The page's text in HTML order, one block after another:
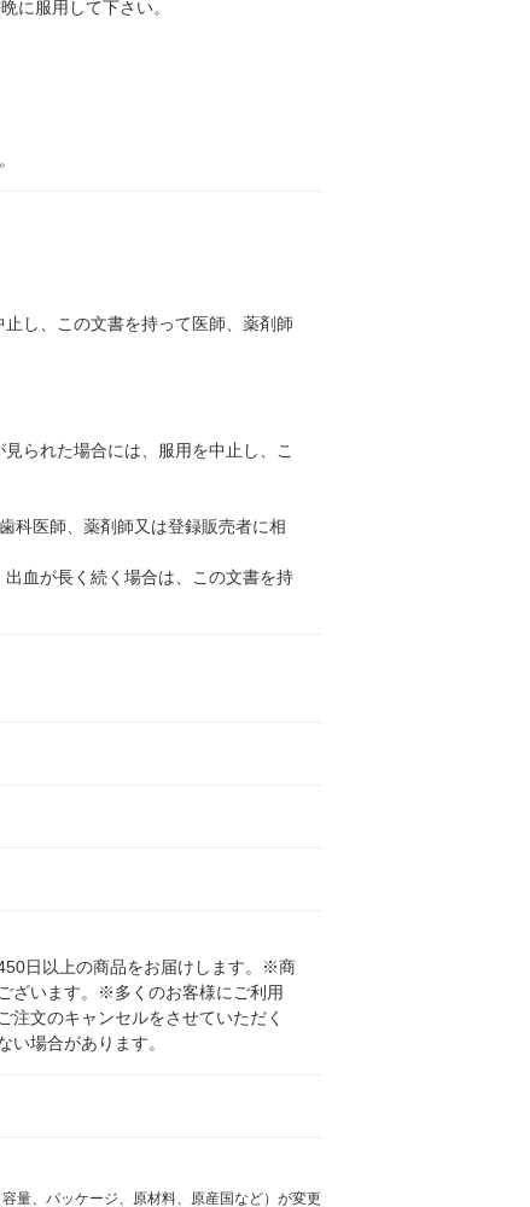
に服用して下さい。
し、この文書を持って医師、薬剤師
られた場合には、服用を中止し、こ
科医師、薬剤師又は登録販売者に相
血が長く続く場合は、この文書を持
日以上の商品をお届けします。※商
ざいます。※多くのお客様にご利用
文のキャンセルをさせていただく
場合があります。
量、パッケージ、原材料、原産国など）が変更